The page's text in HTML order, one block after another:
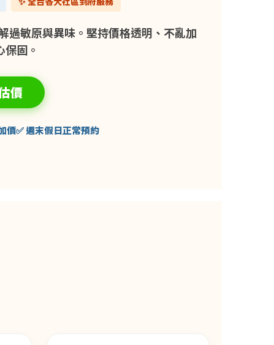
過敏原與異味。堅持價格透明、不亂加
固。
價
價✅ 週末假日正常預約